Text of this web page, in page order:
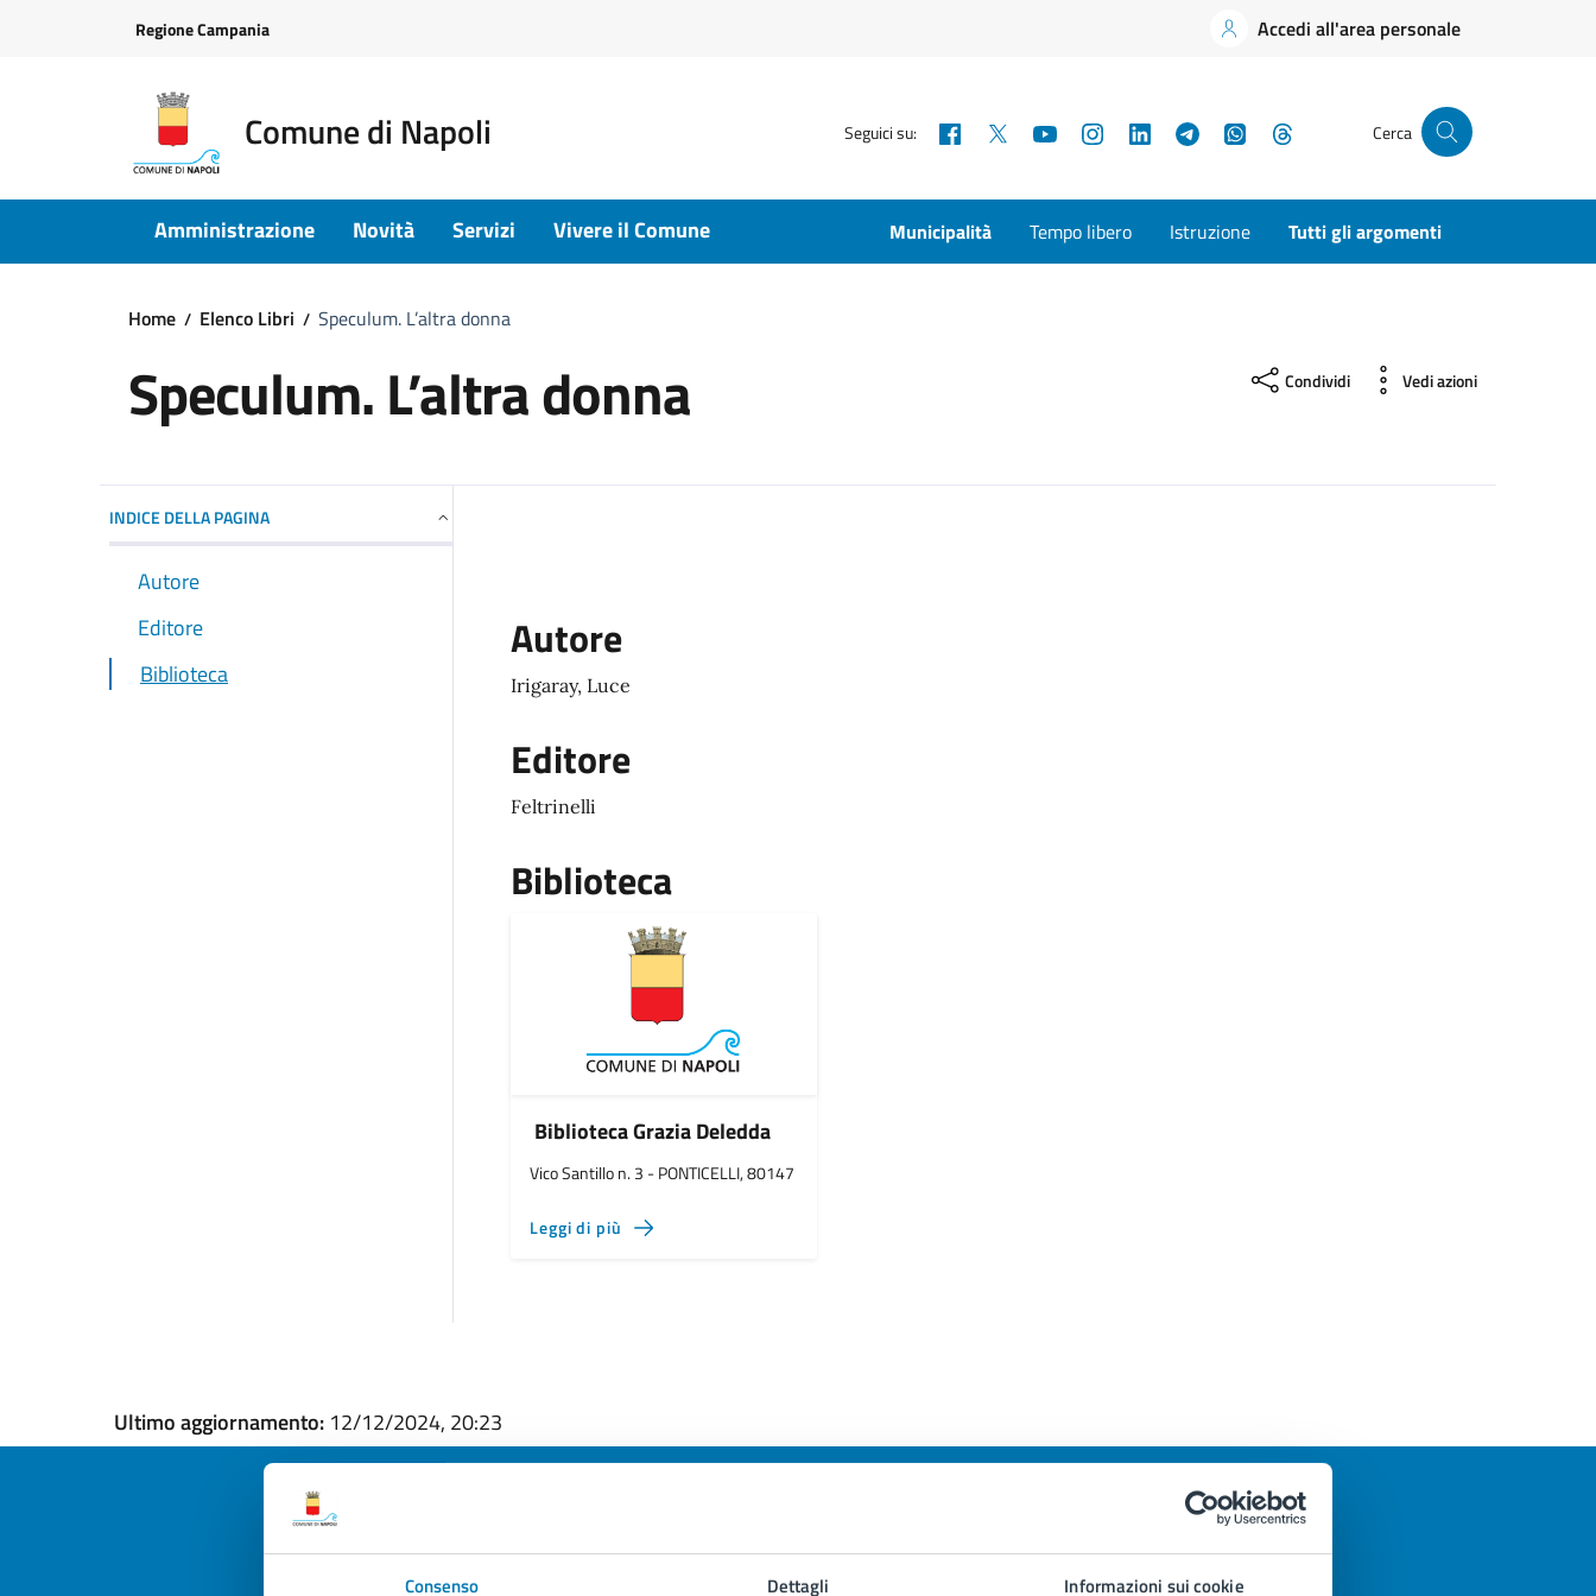
Consenso Dettagli Informazioni sui cookie
Regione Campania Accedi all'area personale
Comune di Napoli Seguici su: Facebook YouTubeInstagramLinkedInTelegramWhatsApp Cerca
Amministrazione Novità Servizi Vivere il Comune Municipalità Tempo libero Istruzione Tutti gli argomenti
Home Elenco Libri Speculum. L’altra donna
Speculum. L’altra donna Condividi Vedi azioni
INDICE DELLA PAGINA
Autore
Editore
Biblioteca
Autore
Irigaray, Luce
Editore
Feltrinelli
Biblioteca
Biblioteca Grazia Deledda
Vico Santillo n. 3 - PONTICELLI, 80147
Leggi di più
Ultimo aggiornamento: 12/12/2024, 20:23